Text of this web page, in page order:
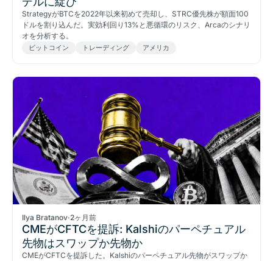
StrategyがBTCを2022年以来初めて売却し、STRC優先株が額面100
ドルを割り込んだ。実効利回り13%と悪循環のリスク、Arcaのシナリ
オを分析する。
ビットコイン トレーディング アメリカ
Ilya Bratanov·2ヶ月前
CMEがCFTCを提訴: Kalshiのパーペチュアル
先物はスワップか先物か
CMEがCFTCを提訴した。Kalshiのパーペチュアル先物がスワップか